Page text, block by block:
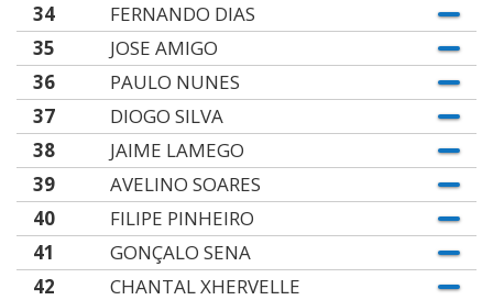
34
FERNANDO DIAS
35
JOSE AMIGO
36
PAULO NUNES
37
DIOGO SILVA
38
JAIME LAMEGO
39
AVELINO SOARES
40
FILIPE PINHEIRO
41
GONÇALO SENA
42
CHANTAL XHERVELLE